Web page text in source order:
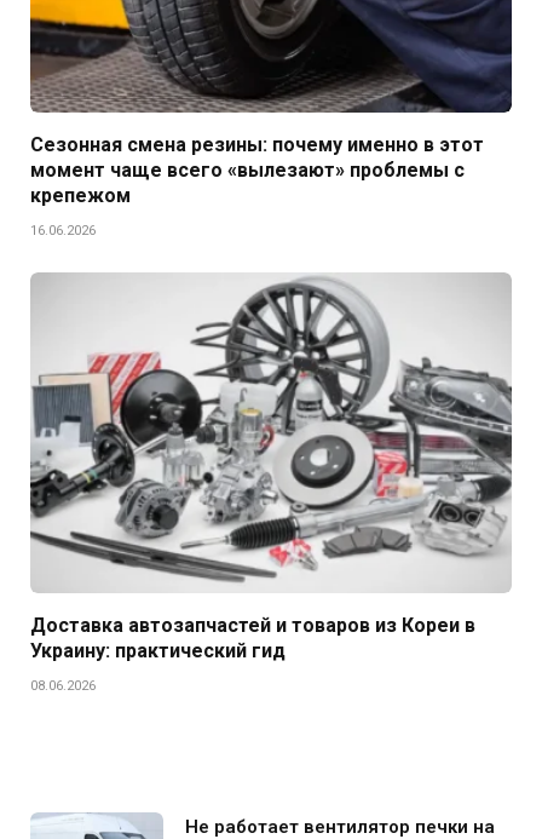
Сезонная смена резины: почему именно в этот
момент чаще всего «вылезают» проблемы с
крепежом
16.06.2026
Доставка автозапчастей и товаров из Кореи в
Украину: практический гид
08.06.2026
Не работает вентилятор печки на